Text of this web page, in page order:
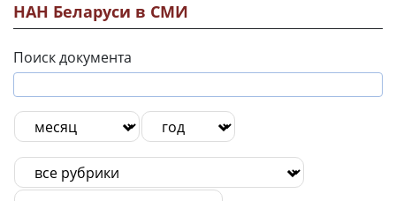
НАН Беларуси в СМИ
Поиск документа